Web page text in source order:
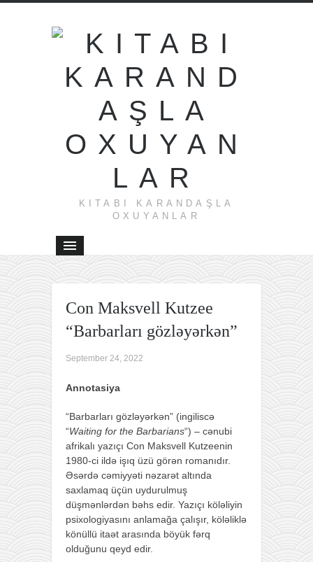
KITABI KARANDAŞLA
OXUYANLAR
Con Maksvell Kutzee
“Barbarları gözləyərkən”
September 24, 2022
Annotasiya
“Barbarları gözləyərkən” (ingiliscə
“Waiting for the Barbarians“) – cənubi
afrikalı yazıçı Con Maksvell Kutzeenin
1980-ci ildə işıq üzü görən romanıdır.
Əsərdə cəmiyyəti nəzarət altında
saxlamaq üçün uydurulmuş
düşmənlərdən bəhs edir. Yazıçı köləliyin
psixologiyasını anlamağa çalışır, köləliklə
könüllü itaət arasında böyük fərq
olduğunu qeyd edir.
Cavid
Con
→